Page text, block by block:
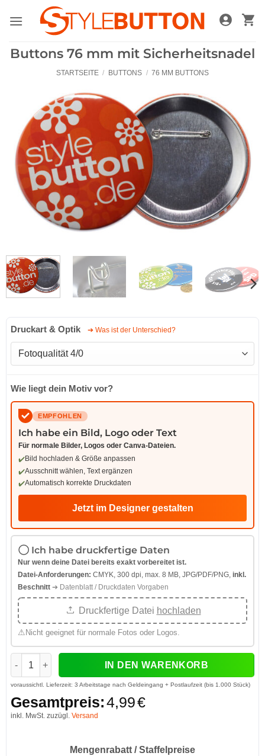
Inhalt
Buttons 76 mm mit Sicherheitsnadel
STARTSEITE / BUTTONS / 76 MM BUTTONS
Druckart & Optik ➔ Was ist der Unterschied?
Wie liegt dein Motiv vor?
EMPFOHLEN
Ich habe ein Bild, Logo oder Text
Für normale Bilder, Logos oder Canva-Dateien.
Bild hochladen & Größe anpassen
Ausschnitt wählen, Text ergänzen
Automatisch korrekte Druckdaten
Jetzt im Designer gestalten
Ich habe druckfertige Daten
Nur wenn deine Datei bereits exakt vorbereitet ist.
Datei-Anforderungen: CMYK, 300 dpi, max. 8 MB, JPG/PDF/PNG, inkl.
Beschnitt ➔ Datenblatt / Druckdaten Vorgaben
Druckfertige Datei hochladen
⚠ Nicht geeignet für normale Fotos oder Logos.
Buttons 76 mm mit Sicherheitsnadel Menge
IN DEN WARENKORB
voraussichtl. Lieferzeit: 3 Arbeitstage nach Geldeingang + Postlaufzeit (bis 1.000 Stück)
Gesamtpreis:4,99€
inkl. MwSt. zuzügl. Versand
Mengenrabatt / Staffelpreise